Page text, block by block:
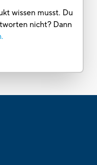
wissen musst. Du
nicht? Dann